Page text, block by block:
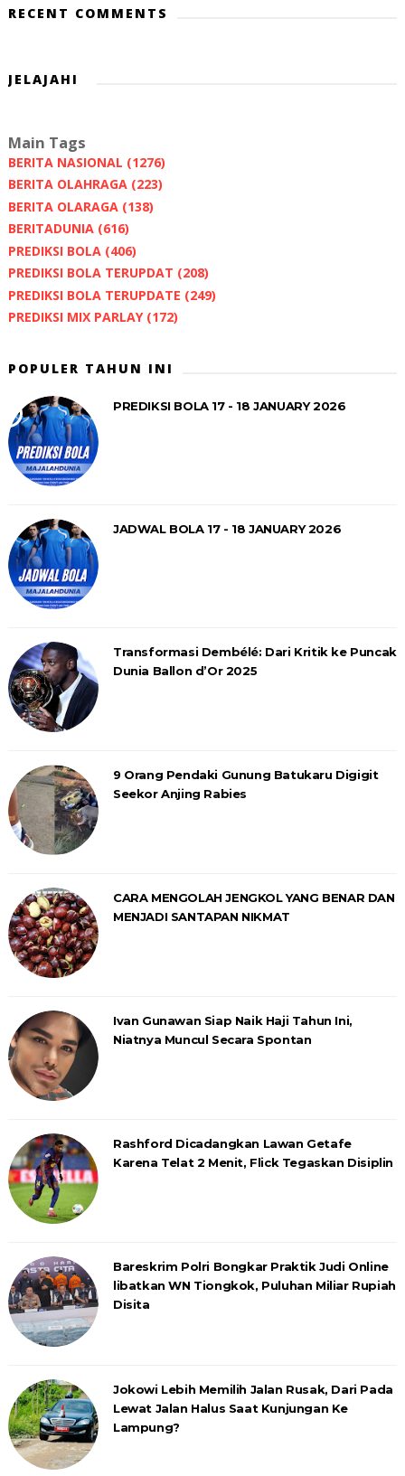
RECENT COMMENTS
JELAJAHI
Main Tags
BERITA NASIONAL (1276)
BERITA OLAHRAGA (223)
BERITA OLARAGA (138)
BERITADUNIA (616)
PREDIKSI BOLA (406)
PREDIKSI BOLA TERUPDAT (208)
PREDIKSI BOLA TERUPDATE (249)
PREDIKSI MIX PARLAY (172)
POPULER TAHUN INI
PREDIKSI BOLA 17 - 18 JANUARY 2026
JADWAL BOLA 17 - 18 JANUARY 2026
Transformasi Dembélé: Dari Kritik ke Puncak
Dunia Ballon d’Or 2025
9 Orang Pendaki Gunung Batukaru Digigit
Seekor Anjing Rabies
CARA MENGOLAH JENGKOL YANG BENAR DAN
MENJADI SANTAPAN NIKMAT
Ivan Gunawan Siap Naik Haji Tahun Ini,
Niatnya Muncul Secara Spontan
Rashford Dicadangkan Lawan Getafe
Karena Telat 2 Menit, Flick Tegaskan Disiplin
Bareskrim Polri Bongkar Praktik Judi Online
libatkan WN Tiongkok, Puluhan Miliar Rupiah
Disita
Jokowi Lebih Memilih Jalan Rusak, Dari Pada
Lewat Jalan Halus Saat Kunjungan Ke
Lampung?